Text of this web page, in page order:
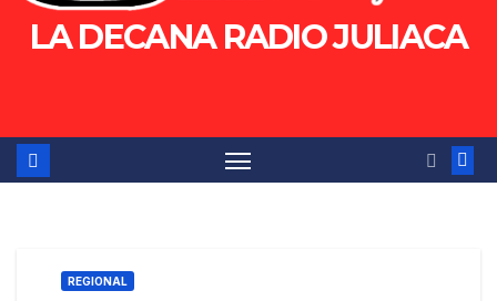
LA DECANA RADIO JULIACA
REGIONAL